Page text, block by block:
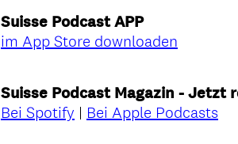
Suisse Podcast APP
im App Store downloaden
Suisse Podcast Magazin - Jetzt
Bei Spotify | Bei Apple Podcasts